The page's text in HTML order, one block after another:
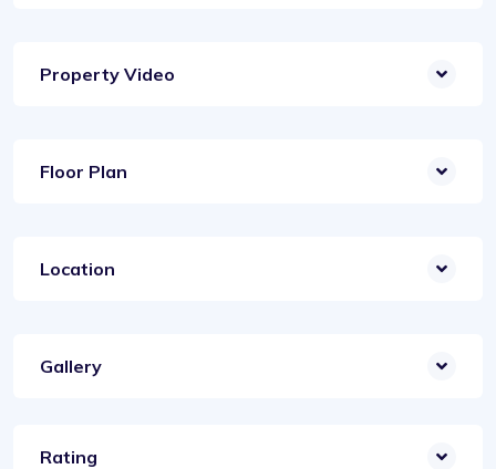
Property Video
Floor Plan
Location
Gallery
Rating